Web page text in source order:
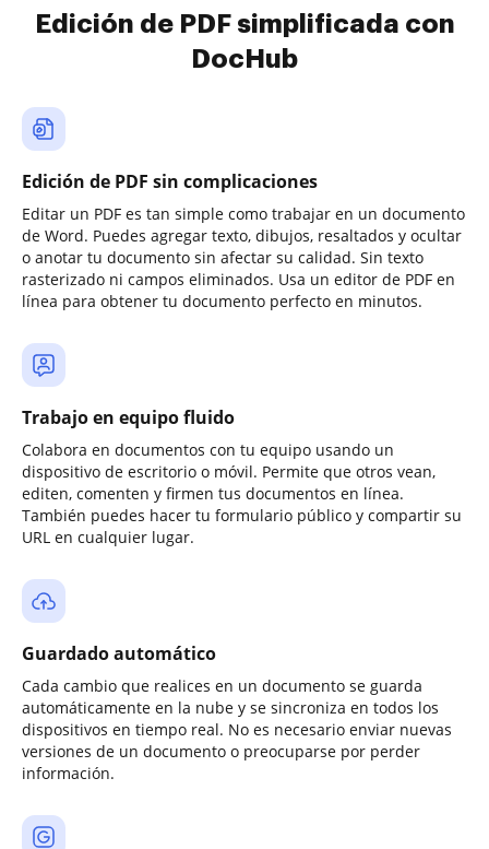
Edición de PDF simplificada con
DocHub
Edición de PDF sin complicaciones
Editar un PDF es tan simple como trabajar en un documento
de Word. Puedes agregar texto, dibujos, resaltados y ocultar
o anotar tu documento sin afectar su calidad. Sin texto
rasterizado ni campos eliminados. Usa un editor de PDF en
línea para obtener tu documento perfecto en minutos.
Trabajo en equipo fluido
Colabora en documentos con tu equipo usando un
dispositivo de escritorio o móvil. Permite que otros vean,
editen, comenten y firmen tus documentos en línea.
También puedes hacer tu formulario público y compartir su
URL en cualquier lugar.
Guardado automático
Cada cambio que realices en un documento se guarda
automáticamente en la nube y se sincroniza en todos los
dispositivos en tiempo real. No es necesario enviar nuevas
versiones de un documento o preocuparse por perder
información.